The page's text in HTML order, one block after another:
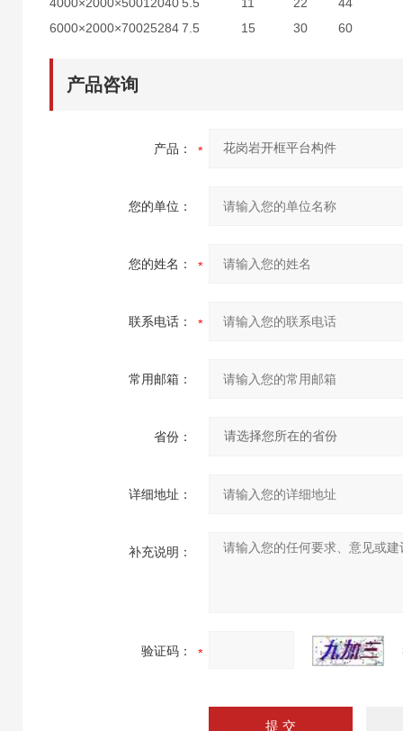
6000×2000×700252847.5 15 30 60
产品咨询
产品：
您的单位：
您的姓名：
联系电话：
常用邮箱：
省份：
详细地址：
补充说明：
验证码：